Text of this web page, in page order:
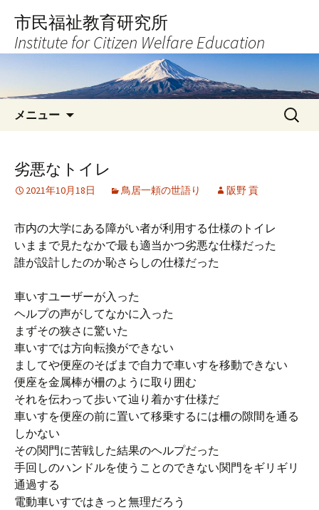
へ
キ
市民福祉教育研究所
Institute for Citizen Welfare Education
メニュー
検
索:
劣悪なトイレ
2021年10月18日 鳥居一頼の世語り 阪野 貢
市内の大学にある障がい者が利用する仕様のトイレ
いままで見たなかで最も適当かつ劣悪な仕様だった
誰が設計したのか恥さらしの仕様だった
車いすユーザーが入った
ヘルプの声がしてなかに入った
まずその狭さに驚いた
車いすでは方向転換ができない
ましてや便座のそばまで自力で車いすを移動できない
便座を金属棒が柵のように取り囲む
それを伝わって歩いて辿り着かす仕様だ
車いすを便座の前に置いて移乗するには柵の隙間を通る
しかない
その関門に苦戦した結果のヘルプだった
手回しのハンドルを使うことのできない関門をギリギリ
通過する
電動車いすではきっと無理だろう